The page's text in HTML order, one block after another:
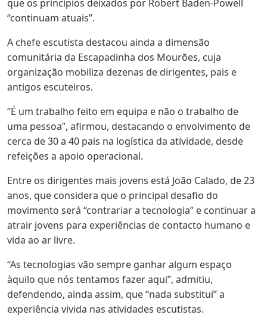
que os princípios deixados por Robert Baden-Powell
“continuam atuais”.
A chefe escutista destacou ainda a dimensão
comunitária da Escapadinha dos Mourões, cuja
organização mobiliza dezenas de dirigentes, pais e
antigos escuteiros.
“É um trabalho feito em equipa e não o trabalho de
uma pessoa”, afirmou, destacando o envolvimento de
cerca de 30 a 40 pais na logística da atividade, desde
refeições a apoio operacional.
Entre os dirigentes mais jovens está João Calado, de 23
anos, que considera que o principal desafio do
movimento será “contrariar a tecnologia” e continuar a
atrair jovens para experiências de contacto humano e
vida ao ar livre.
“As tecnologias vão sempre ganhar algum espaço
àquilo que nós tentamos fazer aqui”, admitiu,
defendendo, ainda assim, que “nada substitui” a
experiência vivida nas atividades escutistas.